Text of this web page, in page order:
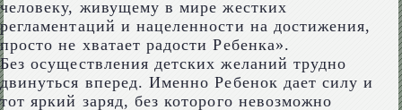
человеку, живущему в мире жестких
регламентаций и нацеленности на достижения,
просто не хватает радости Ребенка».
Без осуществления детских желаний трудно
двинуться вперед. Именно Ребенок дает силу и
тот яркий заряд, без которого невозможно